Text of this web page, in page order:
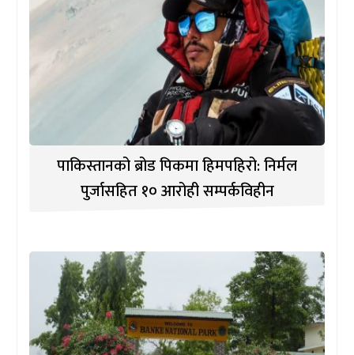
पाकिस्तानको ब्रोड पिकमा हिमपहिरो: निर्मल
पुर्जासहित १० आरोही सम्पर्कविहीन